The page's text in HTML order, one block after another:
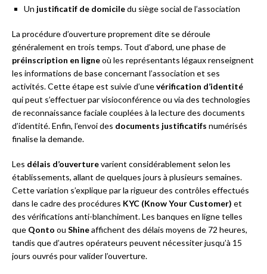
Un justificatif de domiciledu siège social de l’association
La procédure d’ouverture proprement dite se déroule
généralement en trois temps. Tout d’abord, une phase de
préinscription en ligneoù les représentants légaux renseignent
les informations de base concernant l’association et ses
activités. Cette étape est suivie d’unevérification d’identité
qui peut s’effectuer par visioconférence ou via des technologies
de reconnaissance faciale couplées à la lecture des documents
d’identité. Enfin, l’envoi des documents justificatifs numérisés
finalise la demande.
Les délais d’ouverturevarient considérablement selon les
établissements, allant de quelques jours à plusieurs semaines.
Cette variation s’explique par la rigueur des contrôles effectués
dans le cadre des procédures KYC (Know Your Customer) et
des vérifications anti-blanchiment. Les banques en ligne telles
que Qonto ou Shineaffichent des délais moyens de 72 heures,
tandis que d’autres opérateurs peuvent nécessiter jusqu’à 15
jours ouvrés pour valider l’ouverture.